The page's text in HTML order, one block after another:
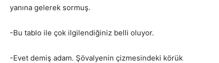
yanına gelerek sormuş.
-Bu tablo ile çok ilgilendiğiniz belli oluyor.
-Evet demiş adam. Şövalyenin çizmesindeki körük